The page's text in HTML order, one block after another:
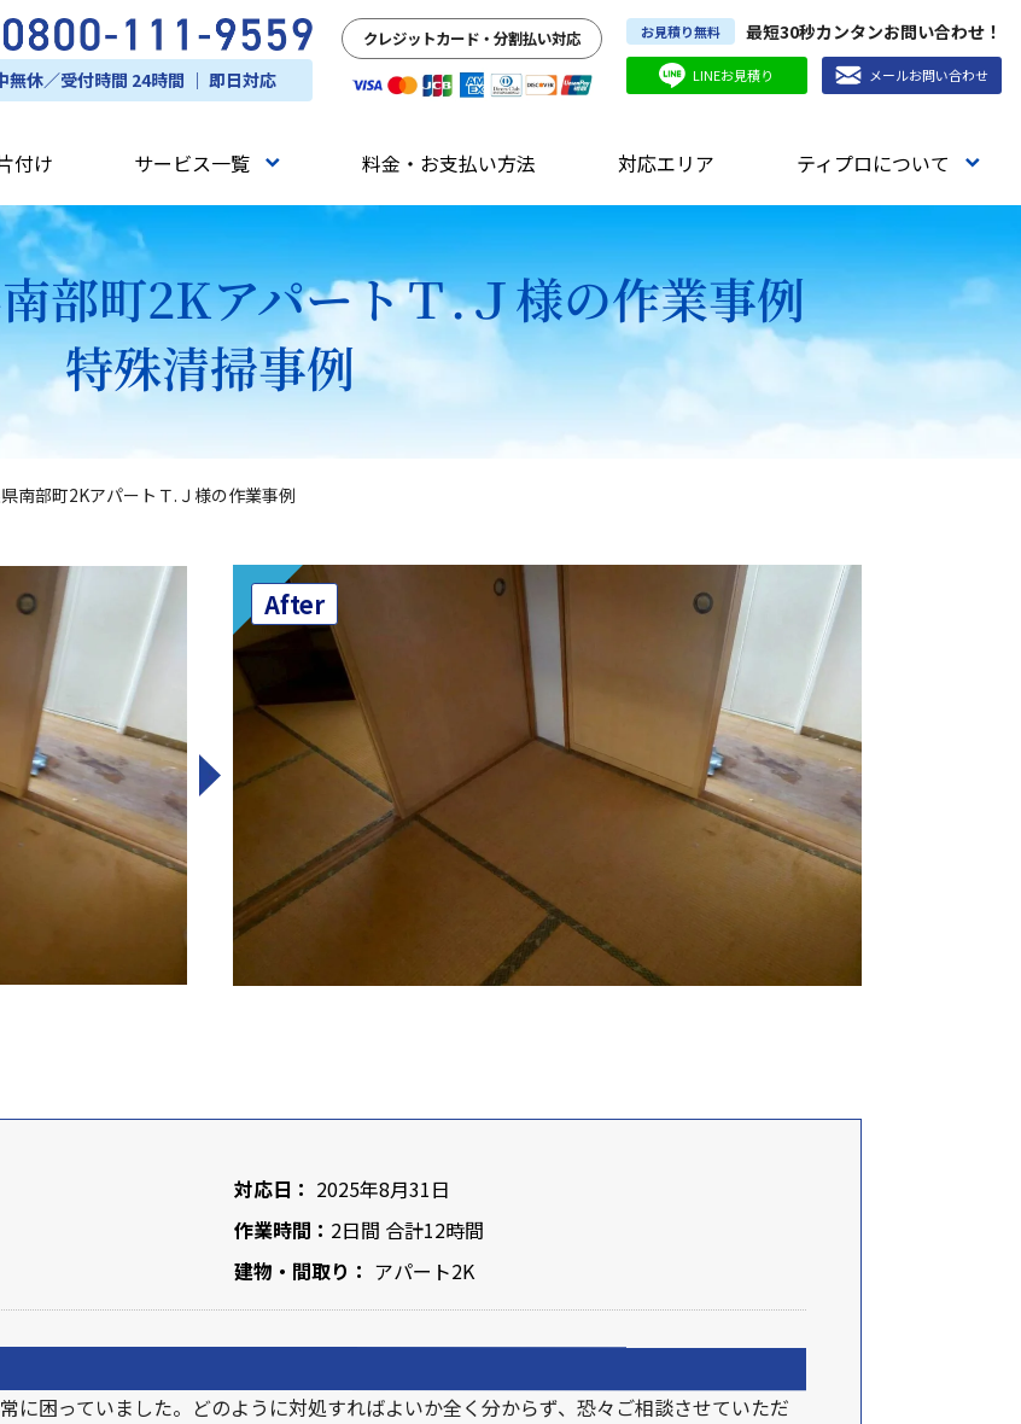
無休／受付時間 24時間 ｜ 即日対応
クレジットカード・分割払い対応 お見積り無料 最短30秒カンタンお問い合わせ！
LINEお見積り メールお問い合わせ
付け サービス一覧 料金・お支払い方法 対応エリア ティプロについて
部町2KアパートＴ.Ｊ様の作業事例
特殊清掃事例
南部町2KアパートＴ.Ｊ様の作業事例
After
対応日： 2025年8月31日
作業時間： 2日間 合計12時間
建物・間取り： アパート2K
に困っていました。どのように対処すればよいか全く分からず、恐々ご相談させていただ